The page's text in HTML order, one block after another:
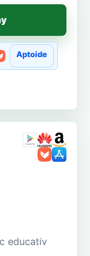
Aptoide
educativ